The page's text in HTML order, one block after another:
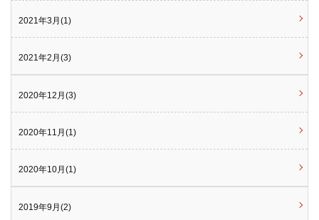
2021年3月(1)
2021年2月(3)
2020年12月(3)
2020年11月(1)
2020年10月(1)
2019年9月(2)